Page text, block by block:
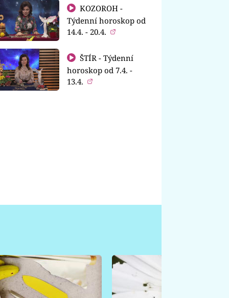
KOZOROH -
Týdenní horoskop od
14.4. - 20.4.
ŠTÍR - Týdenní
horoskop od 7.4. -
13.4.